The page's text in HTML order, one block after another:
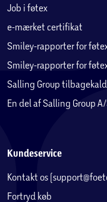
Job i føtex
e-mærket certifikat
Smiley-rapporter for
Smiley-rapporter for
Salling Group
En del af Salling Group
Kundeservice
Kontakt os
Fortryd køb